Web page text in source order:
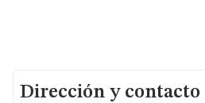
Dirección y contacto